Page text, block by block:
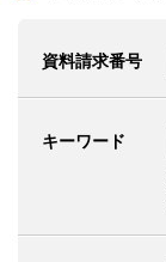
資料請求番号
キーワード